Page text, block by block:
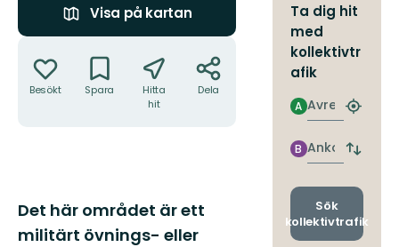
Visa på kartan
Besökt Spara
Hitta
hit
Dela
Beskrivning
Det här området är ett
militärt övnings- eller
Ta dig hit
med
kollektivtr
afik
Avresa
A
Hitta
Ankomst
B
Byt
och
Sök
kollektivtrafik